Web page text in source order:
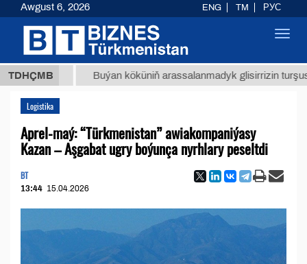
TDHÇMB
ТМТ Buýan köküniň arassalanmadyk glisirrizin turşusy (t.)
Logistika
Aprel-maý: “Türkmenistan” awiakompaniýasy
Kazan – Aşgabat ugry boýunça nyrhlary peseltdi
BT
13:44 15.04.2026
Awgust 6, 2026 ENG TM РУС